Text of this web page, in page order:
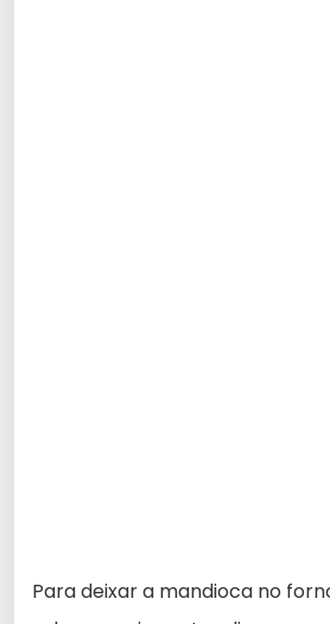
Para deixar a mandioca no